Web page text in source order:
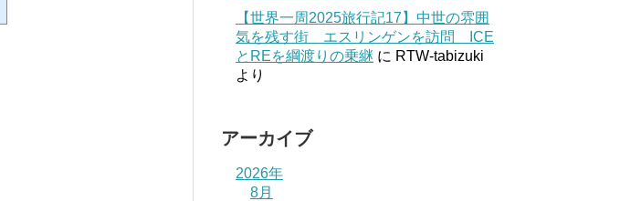
【世界一周2025旅行記17】中世の雰囲
気を残す街 エスリンゲンを訪問 ICE
とREを綱渡りの乗継 に RTW-tabizuki
より
アーカイブ
2026年
8月